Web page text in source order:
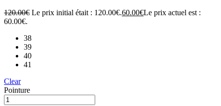
120.00€ Le prix initial était : 120.00€.60.00€Le prix actuel est :
60.00€.
38
39
40
41
Clear
Pointure